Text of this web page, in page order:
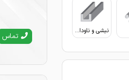
نبشی و ناودانی
تماس